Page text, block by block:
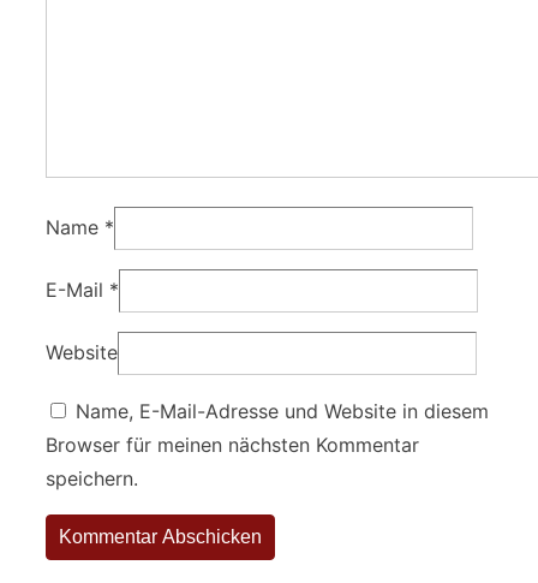
Name *
E-Mail *
Website
Name, E-Mail-Adresse und Website in diesem
Browser für meinen nächsten Kommentar
speichern.